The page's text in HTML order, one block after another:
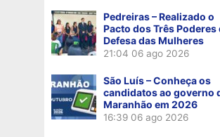
Pedreiras – Realizado o
Pacto dos Três Poderes
Defesa das Mulheres
21:04 06 ago 2026
São Luís – Conheça os
candidatos ao governo
Maranhão em 2026
16:39 06 ago 2026